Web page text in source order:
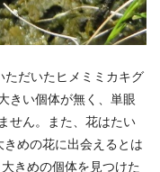
ただいたヒメミミカキグ
きい個体が無く、単眼
せん。また、花はたい
めの花に出会えるとは
きめの個体を見つけた